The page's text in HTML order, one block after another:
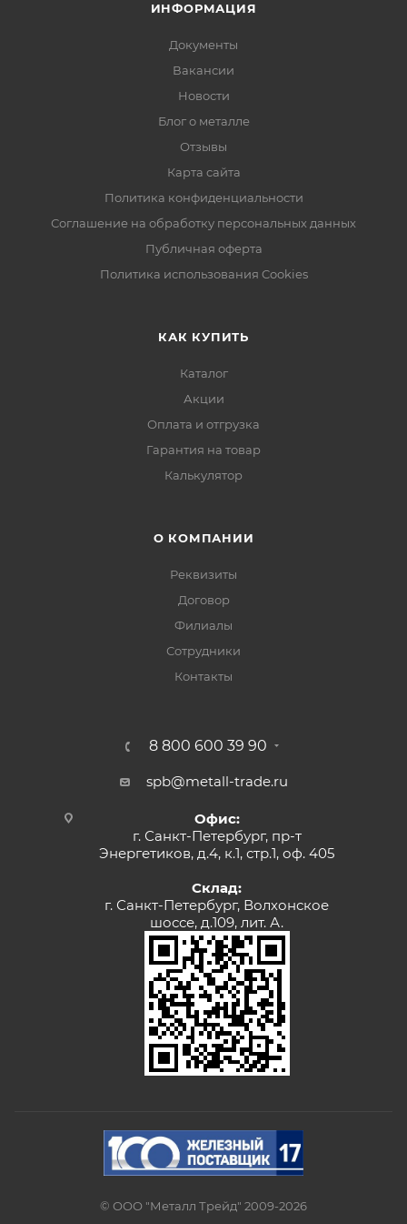
ИНФОРМАЦИЯ
Документы
Вакансии
Новости
Блог о металле
Отзывы
Карта сайта
Политика конфиденциальности
Соглашение на обработку персональных данных
Публичная оферта
Политика использования Cookies
КАК КУПИТЬ
Каталог
Акции
Оплата и отгрузка
Гарантия на товар
Калькулятор
О КОМПАНИИ
Реквизиты
Договор
Филиалы
Сотрудники
Контакты
8 800 600 39 90
spb@metall-trade.ru
Офис:
г. Санкт-Петербург, пр-т
Энергетиков, д.4, к.1, стр.1, оф. 405
Склад:
г. Санкт-Петербург, Волхонское
шоссе, д.109, лит. А.
© ООО "Металл Трейд" 2009-2026